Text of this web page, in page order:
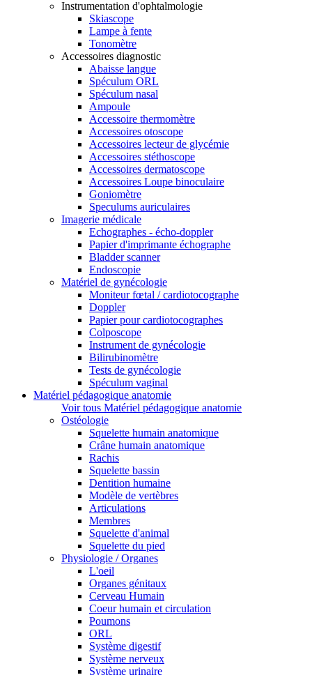
Instrumentation d'ophtalmologie
Skiascope
Lampe à fente
Tonomètre
Accessoires diagnostic
Abaisse langue
Spéculum ORL
Spéculum nasal
Ampoule
Accessoire thermomètre
Accessoires otoscope
Accessoires lecteur de glycémie
Accessoires stéthoscope
Accessoires dermatoscope
Accessoires Loupe binoculaire
Goniomètre
Speculums auriculaires
Imagerie médicale
Echographes - écho-doppler
Papier d'imprimante échographe
Bladder scanner
Endoscopie
Matériel de gynécologie
Moniteur fœtal / cardiotocographe
Doppler
Papier pour cardiotocographes
Colposcope
Instrument de gynécologie
Bilirubinomètre
Tests de gynécologie
Spéculum vaginal
Matériel pédagogique anatomie
Voir tous Matériel pédagogique anatomie
Ostéologie
Squelette humain anatomique
Crâne humain anatomique
Rachis
Squelette bassin
Dentition humaine
Modèle de vertèbres
Articulations
Membres
Squelette d'animal
Squelette du pied
Physiologie / Organes
L'oeil
Organes génitaux
Cerveau Humain
Coeur humain et circulation
Poumons
ORL
Système digestif
Système nerveux
Système urinaire